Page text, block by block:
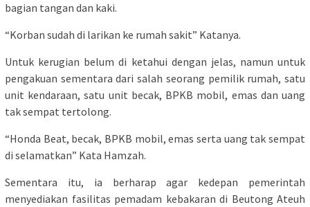
bagian tangan dan kaki.
“Korban sudah di larikan ke rumah sakit” Katanya.
Untuk kerugian belum di ketahui dengan jelas, namun untuk
pengakuan sementara dari salah seorang pemilik rumah, satu
unit kendaraan, satu unit becak, BPKB mobil, emas dan uang
tak sempat tertolong.
“Honda Beat, becak, BPKB mobil, emas serta uang tak sempat
di selamatkan” Kata Hamzah.
Sementara itu, ia berharap agar kedepan pemerintah
menyediakan fasilitas pemadam kebakaran di Beutong Ateuh